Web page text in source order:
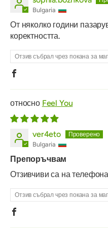
Bulgaria
От няколко години
коректността.
Отзив събрал чрез покана за
Feel You
ver4eto
Bulgaria
Препоръчвам
Отзивчиви са на
Отзив събрал чрез покана за